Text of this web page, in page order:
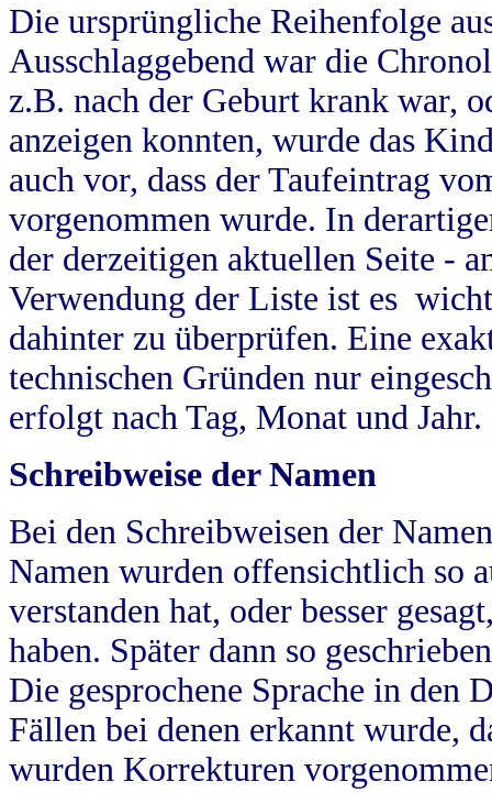
Die ursprüngliche Reihenfolge
Ausschlaggebend war die
z.B. nach der Geburt krank war,
anzeigen konnten, wurde das
auch vor, dass der Taufeintrag
vorgenommen wurde. In
der derzeitigen aktuellen Seite -
Verwendung der Liste ist es
dahinter zu überprüfen. Eine
technischen Gründen nur
erfolgt nach Tag, Monat und Jahr.
Schreibweise der Namen
Bei den Schreibweisen der
Namen wurden offensichtlich so
verstanden hat, oder besser
haben. Später dann so
Die gesprochene Sprache in
Fällen bei denen erkannt wurde,
wurden Korrekturen